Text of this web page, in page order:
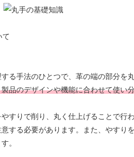
て
る手法のひとつで、革の端の部分を
品のデザインや機能に合わせて使い
すりで削り、丸く仕上げることで
する必要があります。また、やす
。